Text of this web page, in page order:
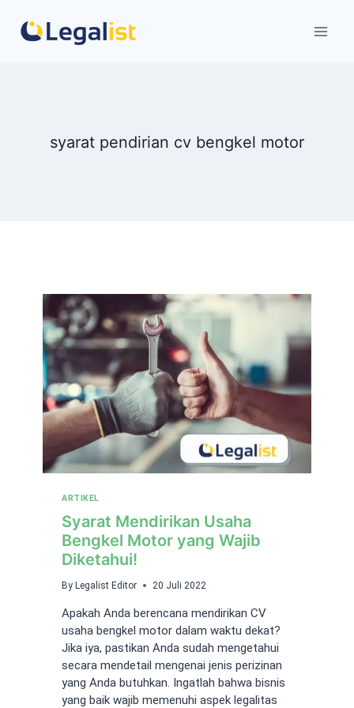
content
syarat pendirian cv bengkel motor
ARTIKEL
Syarat Mendirikan Usaha
Bengkel Motor yang Wajib
Diketahui!
By Legalist Editor 20 Juli 2022
Apakah Anda berencana mendirikan CV
usaha bengkel motor dalam waktu dekat?
Jika iya, pastikan Anda sudah mengetahui
secara mendetail mengenai jenis perizinan
yang Anda butuhkan. Ingatlah bahwa bisnis
yang baik wajib memenuhi aspek legalitas